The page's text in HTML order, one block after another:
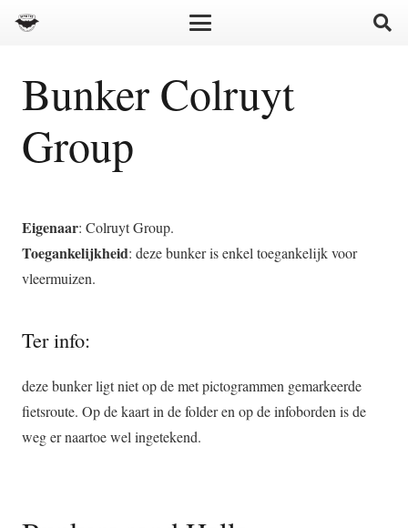
Bunker Colruyt
Group
Eigenaar: Colruyt Group.
Toegankelijkheid: deze bunker is enkel toegankelijk voor
vleermuizen.
Ter info:
deze bunker ligt niet op de met pictogrammen gemarkeerde
fietsroute. Op de kaart in de folder en op de infoborden is de
weg er naartoe wel ingetekend.